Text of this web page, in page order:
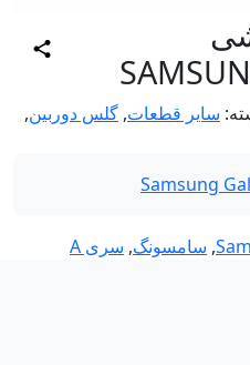
سایر قطعات,گلس دوربین
,سامسونگ,سری A